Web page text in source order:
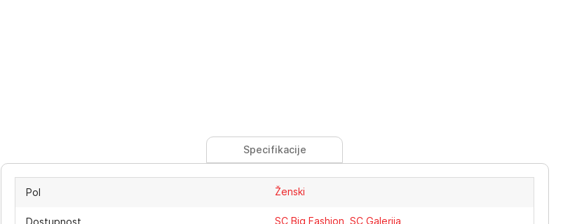
Specifikacije
Pol Ženski
Dostupnost SC Big Fashion ,SC Galerija